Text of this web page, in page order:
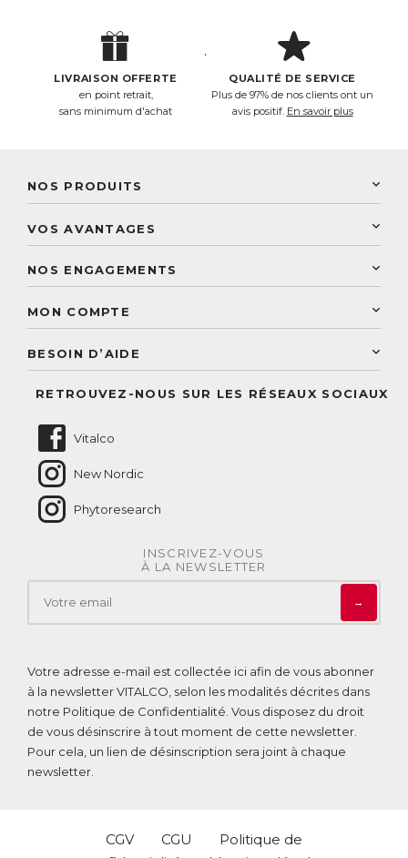
LIVRAISON OFFERTE
en point retrait,
sans minimum d'achat
QUALITÉ DE SERVICE
Plus de 97% de nos clients ont un
avis positif. En savoir plus
NOS PRODUITS
Laboratoire Landais
Découvrez le catalogue
VOS AVANTAGES
Paiement sécurisé
Conseils personnalisés
NOS ENGAGEMENTS
Conseil personnalisé
MON COMPTE
BESOIN D’AIDE
RETROUVEZ-NOUS SUR LES RÉSEAUX SOCIAUX
Vitalco
New Nordic
Phytoresearch
INSCRIVEZ-VOUS
À LA NEWSLETTER
→
Votre adresse e-mail est collectée ici afin de vous abonner
à la newsletter VITALCO, selon les modalités décrites dans
notre Politique de Confidentialité . Vous disposez du droit
de vous désinscrire à tout moment de cette newsletter.
Pour cela, un lien de désinscription sera joint à chaque
newsletter.
CGV CGU
Politique de